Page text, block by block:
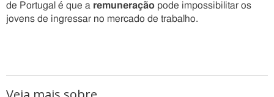
de Portugal é que a remuneração pode impossibilitar os
jovens de ingressar no mercado de trabalho.